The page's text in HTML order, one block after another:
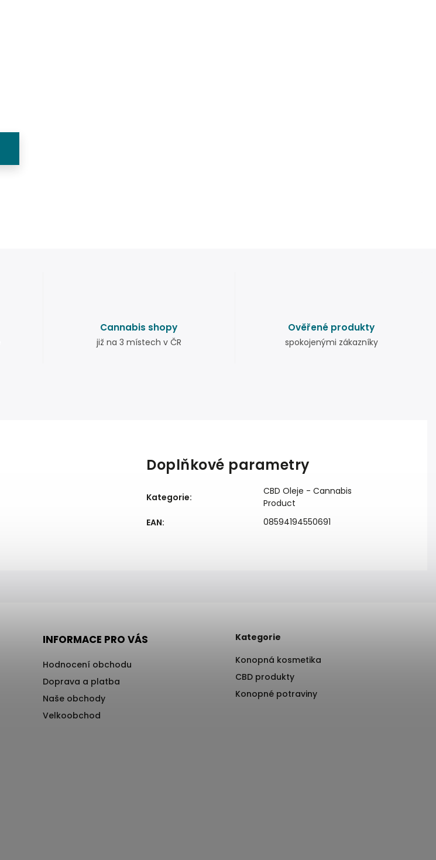
Cannabis shopy
již na 3 místech v ČR
Ověřené produkty
spokojenými zákazníky
Doplňkové parametry
Kategorie:
CBD Oleje - Cannabis
Product
EAN: 08594194550691
INFORMACE PRO VÁS
Hodnocení obchodu
Doprava a platba
Naše obchody
Velkoobchod
Kategorie
Konopná kosmetika
CBD produkty
Konopné potraviny